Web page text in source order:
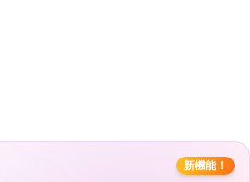
新機能！